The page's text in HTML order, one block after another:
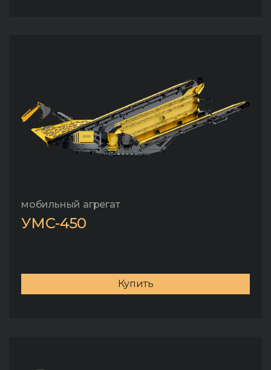
мобильный агрегат
УМС-450
Купить